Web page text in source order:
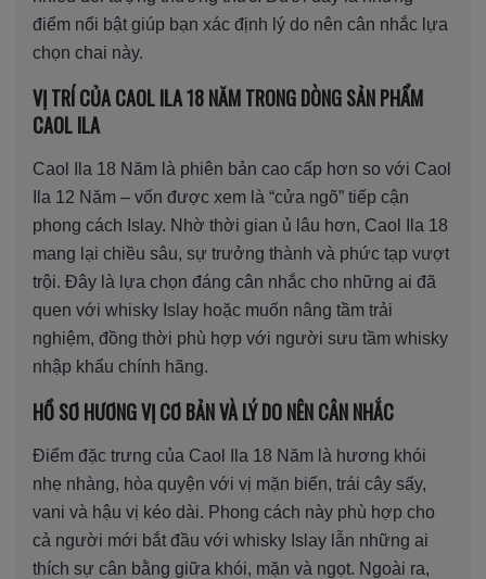
điểm nổi bật giúp bạn xác định lý do nên cân nhắc lựa
chọn chai này.
VỊ TRÍ CỦA CAOL ILA 18 NĂM TRONG DÒNG SẢN PHẨM
CAOL ILA
Caol Ila 18 Năm là phiên bản cao cấp hơn so với Caol
Ila 12 Năm – vốn được xem là “cửa ngõ” tiếp cận
phong cách Islay. Nhờ thời gian ủ lâu hơn, Caol Ila 18
mang lại chiều sâu, sự trưởng thành và phức tạp vượt
trội. Đây là lựa chọn đáng cân nhắc cho những ai đã
quen với whisky Islay hoặc muốn nâng tầm trải
nghiệm, đồng thời phù hợp với người sưu tầm whisky
nhập khẩu chính hãng.
HỒ SƠ HƯƠNG VỊ CƠ BẢN VÀ LÝ DO NÊN CÂN NHẮC
Điểm đặc trưng của Caol Ila 18 Năm là hương khói
nhẹ nhàng, hòa quyện với vị mặn biển, trái cây sấy,
vani và hậu vị kéo dài. Phong cách này phù hợp cho
cả người mới bắt đầu với whisky Islay lẫn những ai
thích sự cân bằng giữa khói, mặn và ngọt. Ngoài ra,